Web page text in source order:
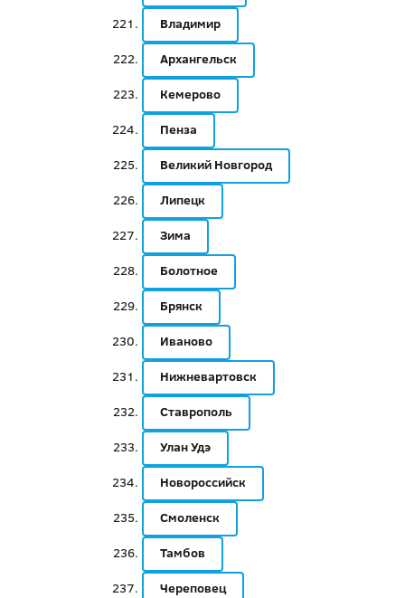
Владимир
Архангельск
Кемерово
Пенза
Великий Новгород
Липецк
Зима
Болотное
Брянск
Иваново
Нижневартовск
Ставрополь
Улан Удэ
Новороссийск
Смоленск
Тамбов
Череповец